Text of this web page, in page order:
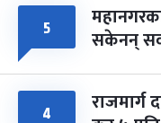
५ सकेनन्
४ राजमार्ग